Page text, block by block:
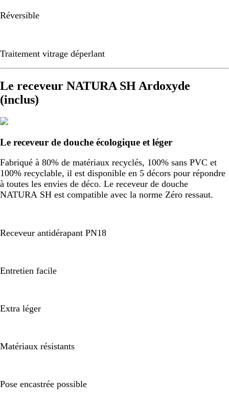
Réversible
Traitement vitrage déperlant
Le receveur NATURA SH Ardoxyde
(inclus)
Le receveur de douche écologique et léger
Fabriqué à 80% de matériaux recyclés, 100% sans PVC et
100% recyclable, il est disponible en 5 décors pour répondre
à toutes les envies de déco. Le receveur de douche
NATURA SH est compatible avec la norme Zéro ressaut.
Receveur antidérapant PN18
Entretien facile
Extra léger
Matériaux résistants
Pose encastrée possible